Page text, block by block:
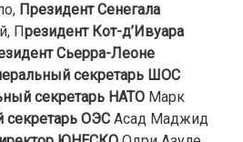
Президент Сенегала
Президент Кот-д’Ивуара
Сьерра-Леоне
секретарь ШОС
секретарь НАТО Марк
секретарь ОЭС Асад Маджид